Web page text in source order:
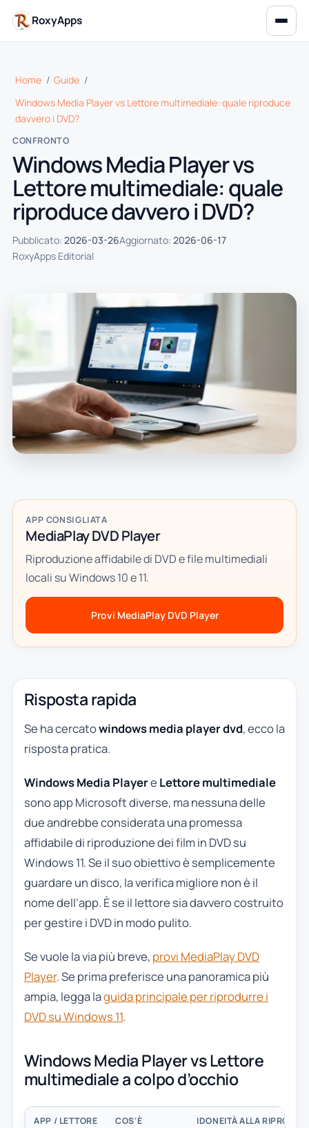
RoxyApps
Home / Guide /
Windows Media Player vs Lettore multimediale: quale riproduce
davvero i DVD?
CONFRONTO
Windows Media Player vs
Lettore multimediale: quale
riproduce davvero i DVD?
Pubblicato: 2026-03-26Aggiornato: 2026-06-17
RoxyApps Editorial
APP CONSIGLIATA
MediaPlay DVD Player
Riproduzione affidabile di DVD e file multimediali
locali su Windows 10 e 11.
Provi MediaPlay DVD Player
Risposta rapida
Se ha cercatowindows media player dvd, ecco la
risposta pratica.
Windows Media Playere Lettore multimediale
sono app Microsoft diverse, ma nessuna delle
due andrebbe considerata una promessa
affidabile di riproduzione dei film in DVD su
Windows 11. Se il suo obiettivo è semplicemente
guardare un disco, la verifica migliore non è il
nome dell’app. È se il lettore sia davvero costruito
per gestire i DVD in modo pulito.
Se vuole la via più breve, provi MediaPlay DVD
Player. Se prima preferisce una panoramica più
ampia, legga laguida principale per riprodurre i
DVD su Windows 11.
Windows Media Player vs Lettore
multimediale a colpo d’occhio
APP / LETTORE COS'È IDONEITÀ ALLA